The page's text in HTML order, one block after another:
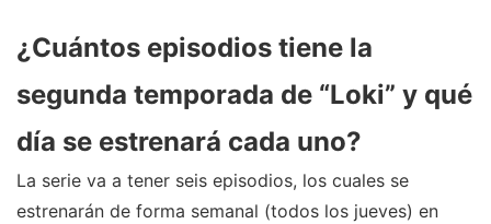
¿Cuántos episodios tiene la
segunda temporada de “Loki” y qué
día se estrenará cada uno?
La serie va a tener seis episodios, los cuales se
estrenarán de forma semanal (todos los jueves) en